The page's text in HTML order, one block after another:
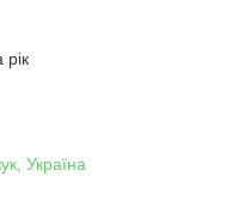
рік
Україна